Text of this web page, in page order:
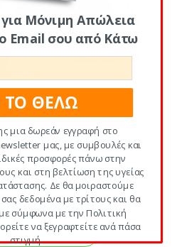
Posted By
έχεις να αποδείξεις
είπε ο επιστάτης του
της ομάδας
Περισσότερα
Μόνιμη Απώλεια
Email σου από Κάτω
ΤΟ ΘΕΛΩ
μια δωρεάν εγγραφή στο
μας, με συμβουλές και
προσφορές πάνω στην
και στη βελτίωση της υγείας
Δε θα μοιραστούμε
δεδομένα με τρίτους και θα
σύμφωνα με την Πολιτική
να ξεγραφτείτε ανά πάσα
στιγμή.